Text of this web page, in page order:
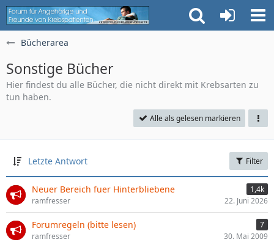
Bücherarea
Sonstige Bücher
Hier findest du alle Bücher, die nicht direkt mit Krebsarten zu
tun haben.
Alle als gelesen markieren
Letzte Antwort Filter
Neuer Bereich fuer Hinterbliebene
1,4k
ramfresser
22. Juni 2026
Forumregeln (bitte lesen)
7
ramfresser
30. Mai 2009